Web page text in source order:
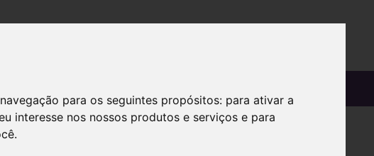
para os seguintes propósitos: para ativar a
interesse nos nossos produtos e serviços e para
.